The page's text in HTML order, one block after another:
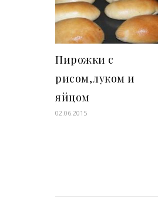
Пирожки с
рисом,луком и
яйцом
02.06.2015